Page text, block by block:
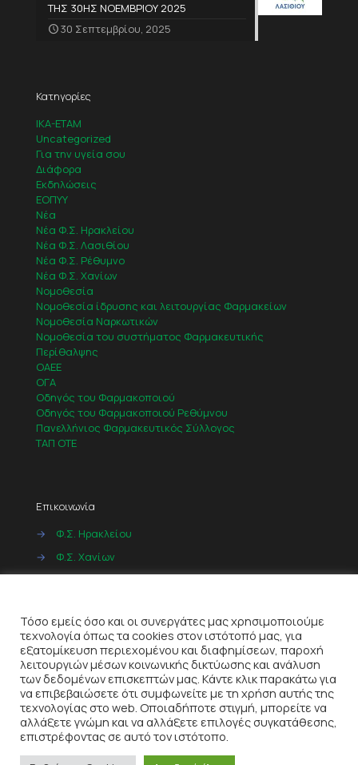
ΤΗΣ 30ΗΣ ΝΟΕΜΒΡΙΟΥ 2025
30 Σεπτεμβρίου, 2025
Κατηγορίες
IKA-ETAM
Uncategorized
Για την υγεία σου
Διάφορα
Εκδηλώσεις
ΕΟΠΥΥ
Νέα
Νέα Φ.Σ. Ηρακλείου
Νέα Φ.Σ. Λασιθίου
Νέα Φ.Σ. Ρέθυμνο
Νέα Φ.Σ. Χανίων
Νομοθεσία
Νομοθεσία ίδρυσης και λειτουργίας Φαρμακείων
Νομοθεσία Ναρκωτικών
Νομοθεσία του συστήματος Φαρμακευτικής
Περίθαλψης
ΟΑΕΕ
ΟΓΑ
Οδηγός του Φαρμακοποιού
Οδηγός του Φαρμακοποιού Ρεθύμνου
Πανελλήνιος Φαρμακευτικός Σύλλογος
ΤΑΠ ΟΤΕ
Επικοινωνία
→
Φ.Σ. Ηρακλείου
→
Φ.Σ. Χανίων
© 2022ITeQ AE| All Rights Reserved | Όροι Χρήσης
Τόσο εμείς όσο και οι συνεργάτες μας χρησιμοποιούμε
τεχνολογία όπως τα cookies στον ιστότοπό μας, για
εξατομίκευση περιεχομένου και διαφημίσεων, παροχή
λειτουργιών μέσων κοινωνικής δικτύωσης και ανάλυση
των δεδομένων επισκεπτών μας. Κάντε κλικ παρακάτω για
να επιβεβαιώσετε ότι συμφωνείτε με τη χρήση αυτής της
τεχνολογίας στο web. Οποιαδήποτε στιγμή, μπορείτε να
αλλάξετε γνώμη και να αλλάξετε επιλογές συγκατάθεσης,
επιστρέφοντας σε αυτό τον ιστότοπο.